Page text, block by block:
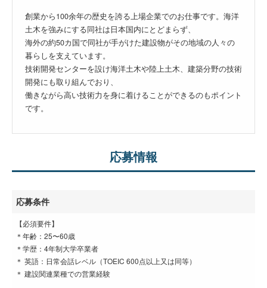
創業から100余年の歴史を誇る上場企業でのお仕事です。海洋
土木を強みにする同社は日本国内にとどまらず、
海外の約50カ国で同社が手がけた建設物がその地域の人々の
暮らしを支えています。
技術開発センターを設け海洋土木や陸上土木、建築分野の技術
開発にも取り組んでおり、
働きながら高い技術力を身に着けることができるのもポイント
です。
応募情報
応募条件
【必須要件】
＊年齢：25〜60歳
＊学歴：4年制大学卒業者
＊ 英語：日常会話レベル（TOEIC 600点以上又は同等）
＊ 建設関連業種での営業経験